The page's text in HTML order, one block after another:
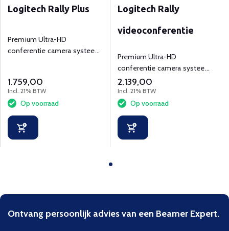
Logitech Rally Plus
Premium Ultra-HD
conferentie camera systeem
1.759,00
Incl. 21% BTW
Op voorraad
Logitech Rally
videoconferentie
Premium Ultra-HD
conferentie camera systeem
met een speaker en
microfoon.
2.139,00
Incl. 21% BTW
Op voorraad
Ontvang persoonlijk advies van een Beamer Expert.